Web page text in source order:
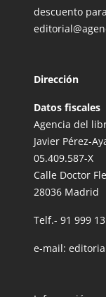
descuento
Dirección
Datos fiscales
Agencia del
Javier Pérez-
05.409.587-X
Calle Doctor
28036 Madrid
Telf.- 91 999
e-mail: